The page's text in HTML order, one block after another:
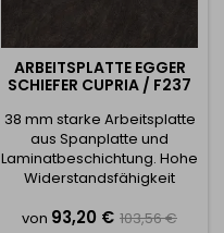
ARBEITSPLATTE EGGER
SCHIEFER CUPRIA / F237
38 mm starke Arbeitsplatte
aus Spanplatte und
Laminatbeschichtung. Hohe
Widerstandsfähigkeit
Beanspruchung oder hohe
von Preis
93,20 € 103,56 €